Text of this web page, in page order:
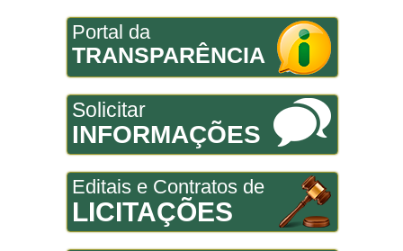
Portal da
TRANSPARÊNCIA
Solicitar
INFORMAÇÕES
Editais e Contratos de
LICITAÇÕES